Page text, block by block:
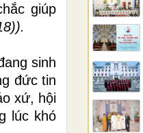
giúp
sinh
đức tin
xứ, hội
lúc khó